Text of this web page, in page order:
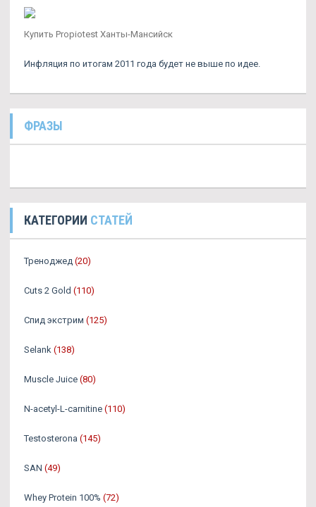
Купить Propiotest Ханты-Мансийск
Инфляция по итогам 2011 года будет не выше по идее.
ФРАЗЫ
КАТЕГОРИИ СТАТЕЙ
Треноджед (20)
Cuts 2 Gold (110)
Спид экстрим (125)
Selank (138)
Muscle Juice (80)
N-acetyl-L-carnitine (110)
Testosterona (145)
SAN (49)
Whey Protein 100% (72)